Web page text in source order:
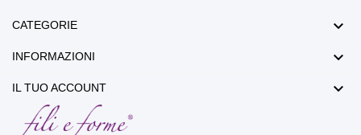
CATEGORIE 
INFORMAZIONI 
IL TUO ACCOUNT 